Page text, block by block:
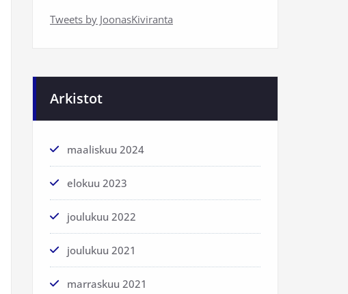
Tweets by JoonasKiviranta
Arkistot
maaliskuu 2024
elokuu 2023
joulukuu 2022
joulukuu 2021
marraskuu 2021